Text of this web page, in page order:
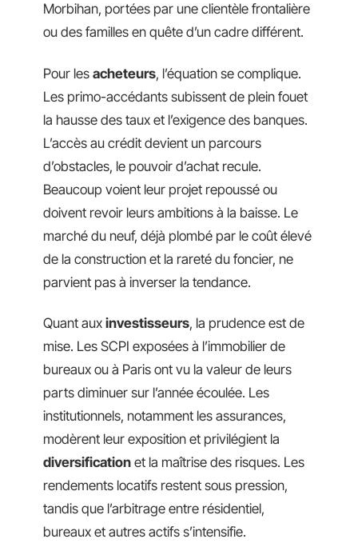
Morbihan, portées par une clientèle frontalière
ou des familles en quête d’un cadre différent.
Pour les acheteurs, l’équation se complique.
Les primo-accédants subissent de plein fouet
la hausse des taux et l’exigence des banques.
L’accès au crédit devient un parcours
d’obstacles, le pouvoir d’achat recule.
Beaucoup voient leur projet repoussé ou
doivent revoir leurs ambitions à la baisse. Le
marché du neuf, déjà plombé par le coût élevé
de la construction et la rareté du foncier, ne
parvient pas à inverser la tendance.
Quant aux investisseurs, la prudence est de
mise. Les SCPI exposées à l’immobilier de
bureaux ou à Paris ont vu la valeur de leurs
parts diminuer sur l’année écoulée. Les
institutionnels, notamment les assurances,
modèrent leur exposition et privilégient la
diversification et la maîtrise des risques. Les
rendements locatifs restent sous pression,
tandis que l’arbitrage entre résidentiel,
bureaux et autres actifs s’intensifie.